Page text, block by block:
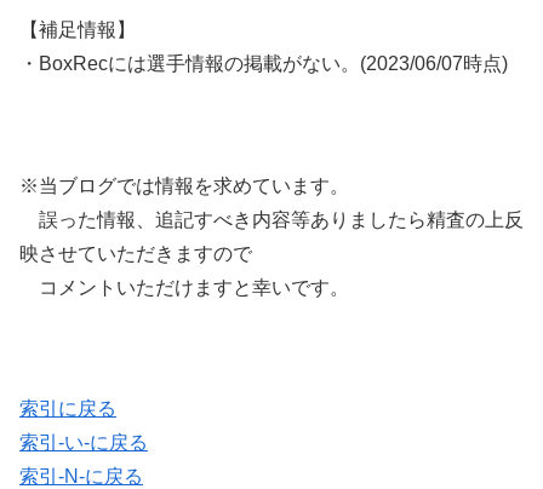
【補足情報】
・BoxRecには選手情報の掲載がない。(2023/06/07時点)
※当ブログでは情報を求めています。
誤った情報、追記すべき内容等ありましたら精査の上反
映させていただきますので
コメントいただけますと幸いです。
索引に戻る
索引-い-に戻る
索引-N-に戻る